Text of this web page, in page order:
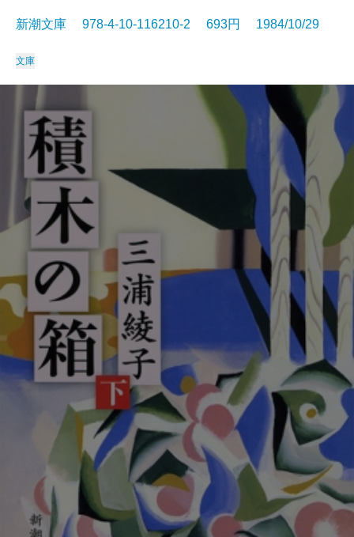
新潮文庫 978-4-10-116210-2 693円 1984/10/29
文庫